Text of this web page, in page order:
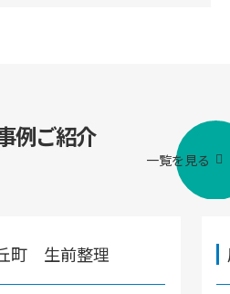
例ご紹介
一覧を見る
町 生前整理